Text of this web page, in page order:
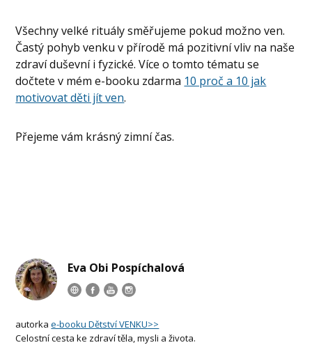
Všechny velké rituály směřujeme pokud možno ven.
Častý pohyb venku v přírodě má pozitivní vliv na naše
zdraví duševní i fyzické. Více o tomto tématu se
dočtete v mém e-booku zdarma 10 proč a 10 jak
motivovat děti jít ven.
Přejeme vám krásný zimní čas.
Eva Obi Pospíchalová
autorkae-booku Dětství VENKU>>
Celostní cesta ke zdraví těla, mysli a života.